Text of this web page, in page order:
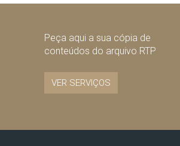
Peça aqui a sua cópia de
conteúdos do arquivo RTP
VER SERVIÇOS